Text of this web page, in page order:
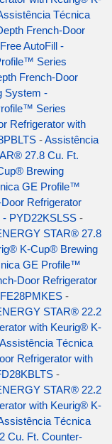
Técnica
French-Door
AutoFill -
Series
French-Door
System -
Series
Refrigerator with
-Assistência
27.8 Cu. Ft.
Brewing
GE Profile™
Refrigerator
- PYD22KSLSS -
STAR® 27.8
K-Cup® Brewing
GE Profile™
Door Refrigerator
-
STAR® 22.2
with Keurig® K-
Assistência Técnica
Refrigerator with
-
STAR® 22.2
with Keurig® K-
Técnica
Cu. Ft. Counter-